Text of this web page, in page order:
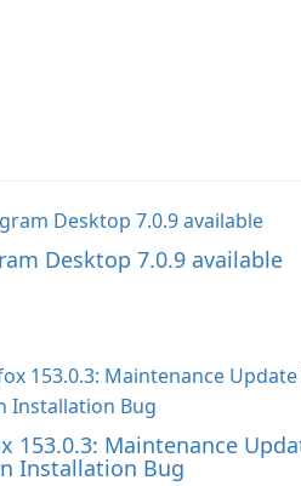
Desktop 7.0.9 available
153.0.3: Maintenance
Installation Bug